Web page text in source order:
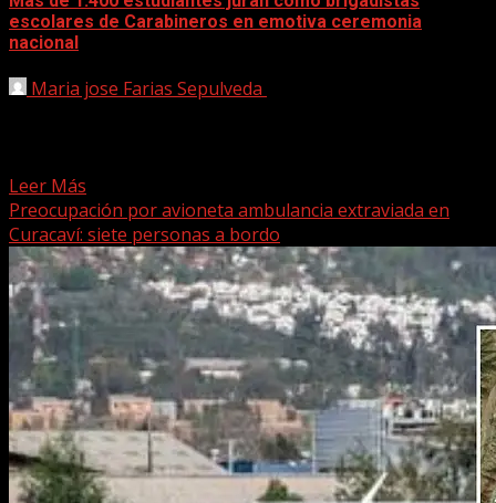
escolares de Carabineros en emotiva ceremonia
nacional
Maria jose Farias Sepulveda
Leer Más
Preocupación por avioneta ambulancia extraviada en
Curacaví: siete personas a bordo